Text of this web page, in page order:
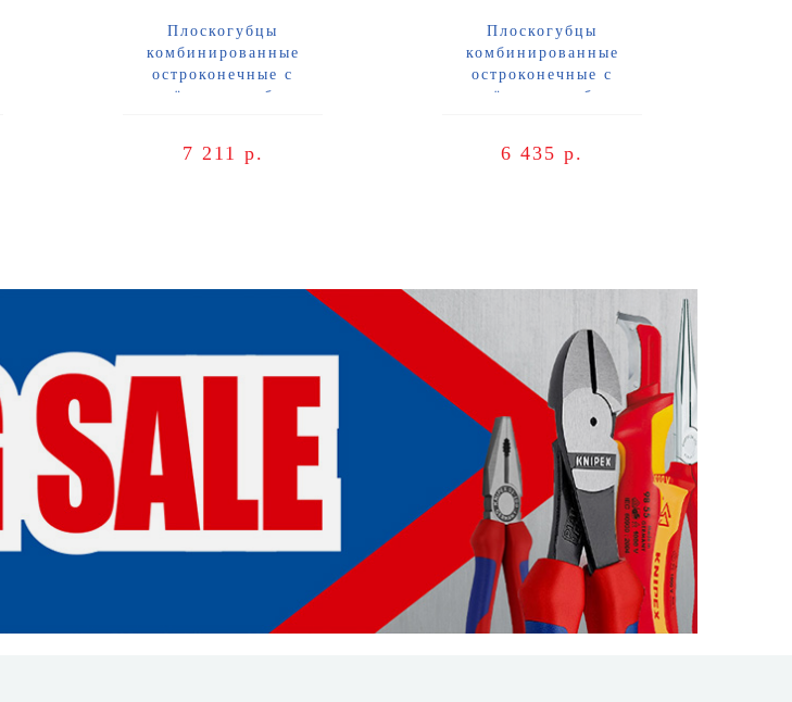
Плоскогубцы
комбинированные
остроконечные с
удлинёнными губками,
7 211 р.
Плоскогубцы
комбинированные
остроконечные с
удлинёнными губками,
ручки Knipex KN-0822185
6 435 р.